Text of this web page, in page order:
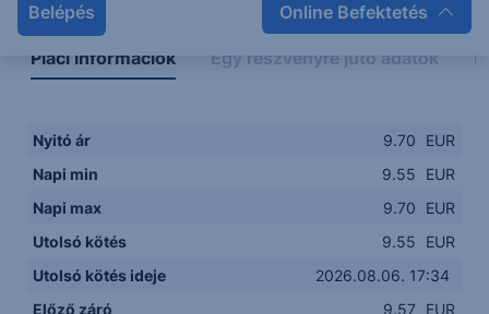
Belépés Online Befektetés
Piaci információk Egy részvényre jutó adatok
Nyitó ár 9.70
EUR
Napi min
9.55
EUR
Napi max
9.70
EUR
Utolsó kötés
9.55
EUR
Utolsó kötés ideje
2026.08.06. 17:34
Előző záró
9.57
EUR